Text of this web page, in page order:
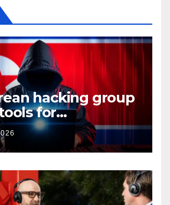
hacking group
for
Report